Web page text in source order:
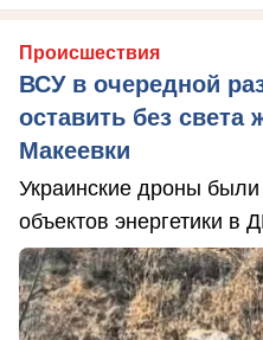
Происшествия
ВСУ в очередной
оставить без света
Макеевки
Украинские дроны
объектов энергетики в